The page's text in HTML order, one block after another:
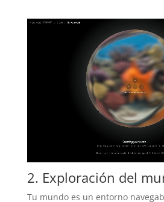
2. Exploración del
Tu mundo es un entorno